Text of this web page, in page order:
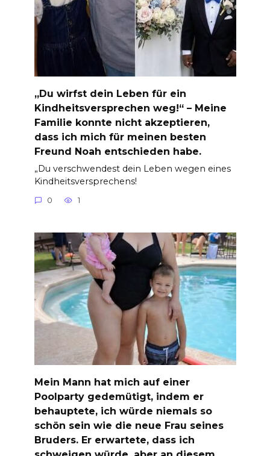
„Du wirfst dein Leben für ein
Kindheitsversprechen weg!“ – Meine
Familie konnte nicht akzeptieren,
dass ich mich für meinen besten
Freund Noah entschieden habe.
„Du verschwendest dein Leben wegen eines
Kindheitsversprechens!
0 1
Mein Mann hat mich auf einer
Poolparty gedemütigt, indem er
behauptete, ich würde niemals so
schön sein wie die neue Frau seines
Bruders. Er erwartete, dass ich